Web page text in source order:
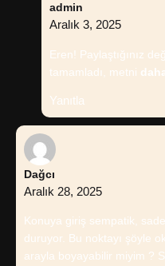
admin
Aralık 3, 2025
Eren! Paylaştığınız
tamamladı, metni
Yanıtla
Dağcı
Aralık 28, 2025
Konuya giriş sempatik,
duruyor. Bu noktayı şöyle
arayla boyayabilir miyim ?